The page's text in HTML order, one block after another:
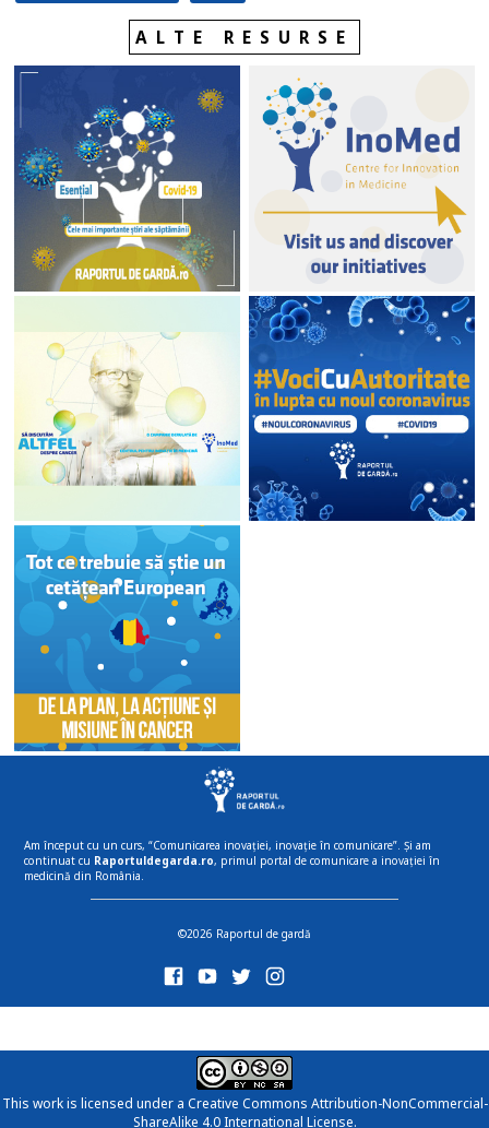
ALTE RESURSE
Am început cu un curs, “Comunicarea inovației, inovație în comunicare”. Și am
continuat cu Raportuldegarda.ro, primul portal de comunicare a inovației în
medicină din România.
©2026 Raportul de gardă
This work is licensed under a Creative Commons Attribution-NonCommercial-
ShareAlike 4.0 International License.